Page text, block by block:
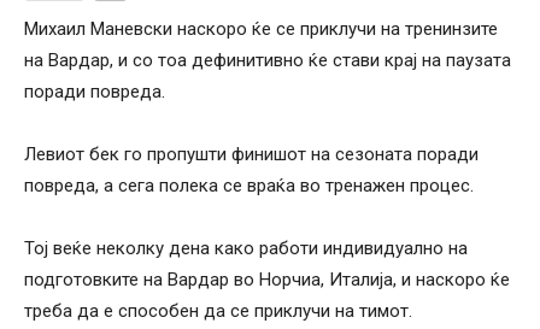
Михаил Маневски наскоро ќе се приклучи на тренинзите
на Вардар, и со тоа дефинитивно ќе стави крај на паузата
поради повреда.
Левиот бек го пропушти финишот на сезоната поради
повреда, а сега полека се враќа во тренажен процес.
Тој веќе неколку дена како работи индивидуално на
подготовките на Вардар во Норчиа, Италија, и наскоро ќе
треба да е способен да се приклучи на тимот.